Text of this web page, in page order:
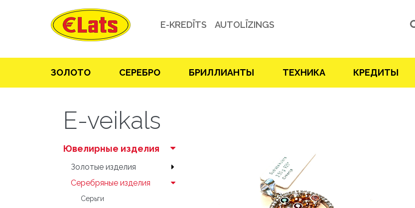
E-KREDĪTS AUTOLĪZINGS
ЗOЛOТO СЕРЕБРO БРИЛЛИАНТЫ ТЕХНИКА КРЕДИТЫ
E-veikals
Ювелирные изделия
Зoлoтые изделия
Серебряные изделия
Серьги